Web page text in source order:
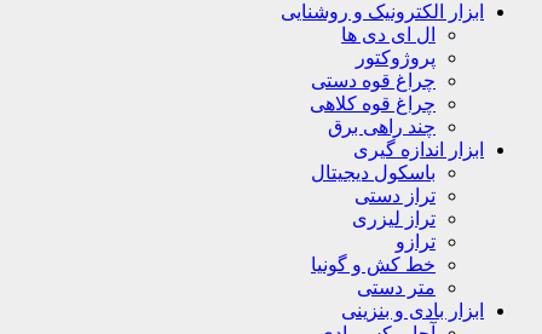
ابزار الکترونیک و روشنایی
ال ای دی ها
پروژوکتور
چراغ قوه دستی
چراغ قوه کلاهی
چند راهی برق
ابزار اندازه گیری
باسکول دیجیتال
تراز دستی
تراز لیزری
ترازو
خط کش و گونیا
متر دستی
ابزار بادی و بنزینی